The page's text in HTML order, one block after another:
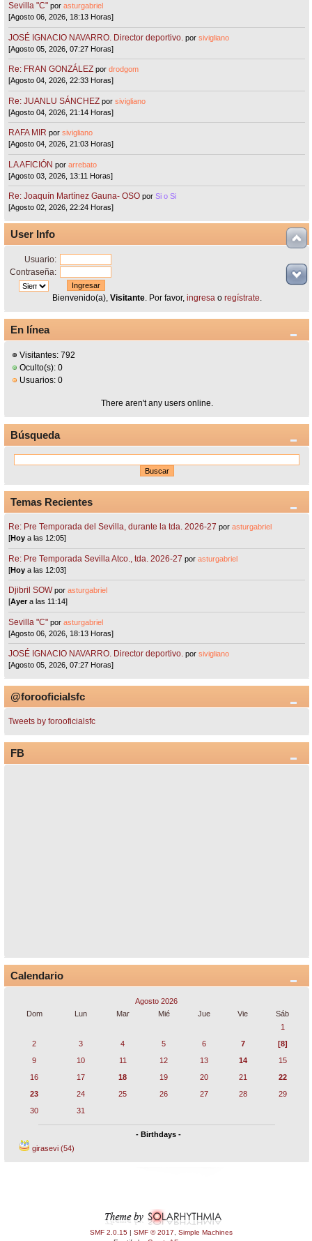
Sevilla "C"porasturgabriel
[Agosto 06, 2026, 18:13 Horas]
JOSÉ IGNACIO NAVARRO. Director deportivo. porsivigliano
[Agosto 05, 2026, 07:27 Horas]
Re: FRAN GONZÁLEZ pordrodgom
[Agosto 04, 2026, 22:33 Horas]
Re: JUANLU SÁNCHEZ porsivigliano
[Agosto 04, 2026, 21:14 Horas]
RAFA MIR porsivigliano
[Agosto 04, 2026, 21:03 Horas]
LA AFICIÓN porarrebato
[Agosto 03, 2026, 13:11 Horas]
Re: Joaquín Martínez Gauna- OSO porSi o Si
[Agosto 02, 2026, 22:24 Horas]
User Info
Usuario:
Contraseña:
Bienvenido(a), Visitante. Por favor, ingresao regístrate.
En línea
Visitantes: 792
Oculto(s): 0
Usuarios: 0
There aren't any users online.
Búsqueda
Temas Recientes
Re: Pre Temporada del Sevilla, durante la tda. 2026-27 porasturgabriel
[Hoy a las 12:05]
Re: Pre Temporada Sevilla Atco., tda. 2026-27 porasturgabriel
[Hoy a las 12:03]
Djibril SOW porasturgabriel
[Ayera las 11:14]
Sevilla "C"porasturgabriel
[Agosto 06, 2026, 18:13 Horas]
JOSÉ IGNACIO NAVARRO. Director deportivo. porsivigliano
[Agosto 05, 2026, 07:27 Horas]
@forooficialsfc
Tweets by forooficialsfc
FB
Calendario
Agosto 2026
Dom
Lun Mar Mié Jue Vie
Sáb
1
2
3 4 5 6 7
[8]
9
10 11 12 13 14
15
16
17 18 19 20 21
22
23
24 25 26 27 28
29
30
31
- Birthdays -
girasevi (54)
SMF 2.0.15 | SMF © 2017
Simple Machines